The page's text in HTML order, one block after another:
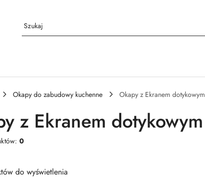
Okapy do zabudowy kuchenne Okapy z Ekranem dotykowym
z Ekranem dotykowym
0
do wyświetlenia